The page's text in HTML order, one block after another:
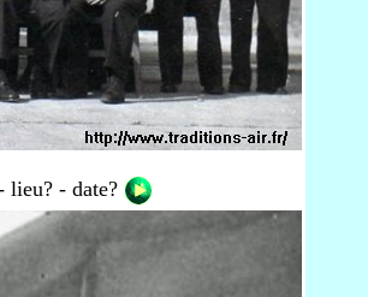
lieu? - date?